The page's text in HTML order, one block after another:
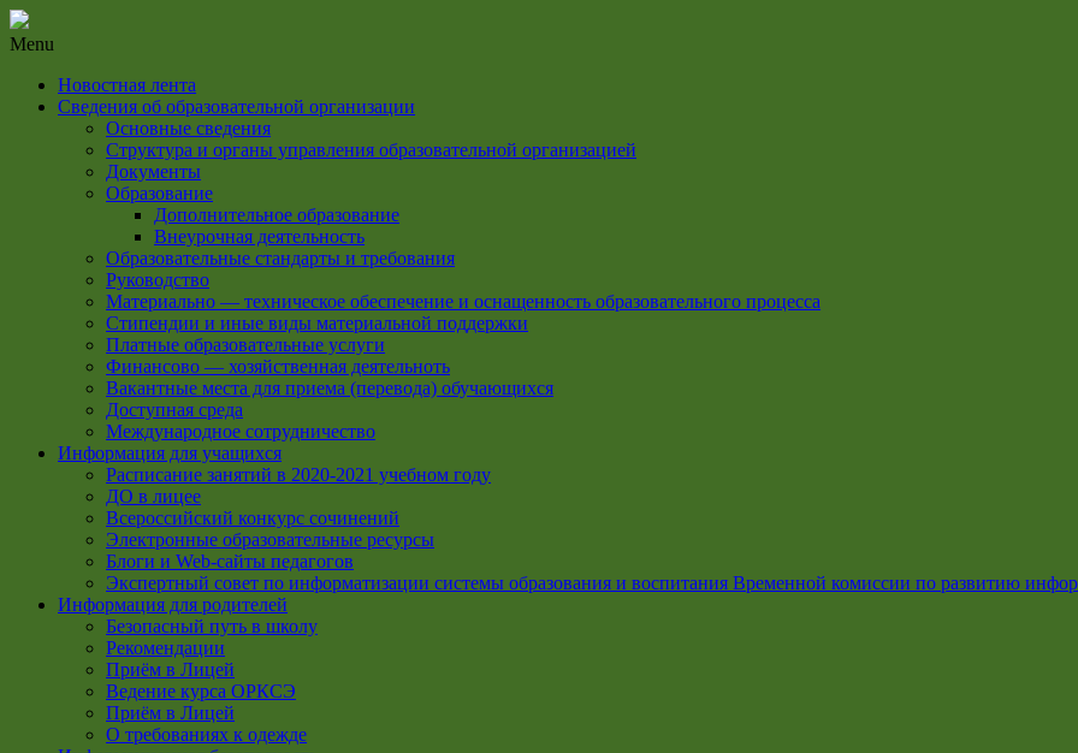
Menu
Новостная лента
Сведения об образовательной организации
Основные сведения
Структура и органы управления образовательной организацией
Документы
Образование
Дополнительное образование
Внеурочная деятельность
Образовательные стандарты и требования
Руководство
Материально — техническое обеспечение и оснащенность образовательного процесса
Стипендии и иные виды материальной поддержки
Платные образовательные услуги
Финансово — хозяйственная деятельноть
Вакантные места для приема (перевода) обучающихся
Доступная среда
Международное сотрудничество
Информация для учащихся
Расписание занятий в 2020-2021 учебном году
ДО в лицее
Всероссийский конкурс сочинений
Электронные образовательные ресурсы
Блоги и Web-сайты педагогов
Экспертный совет по информатизации системы образования и воспитания Временной комиссии по развитию
Информация для родителей
Безопасный путь в школу
Рекомендации
Приём в Лицей
Ведение курса ОРКСЭ
Приём в Лицей
О требованиях к одежде